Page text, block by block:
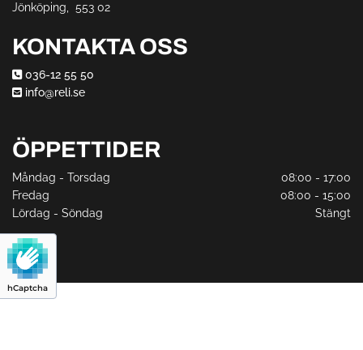
hCaptcha
Jönköping, 553 02
KONTAKTA OSS
 036-12 55 50
 info@reli.se
ÖPPETTIDER
Måndag - Torsdag
08:00 - 17:00
Fredag
08:00 - 15:00
Lördag - Söndag
Stängt